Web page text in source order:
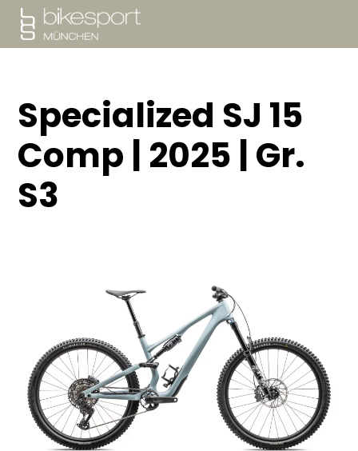
YETI CYCLES
PORTFOLIO
WERKSTATT
KONTAKT
Specialized SJ 15
Comp | 2025 | Gr.
S3